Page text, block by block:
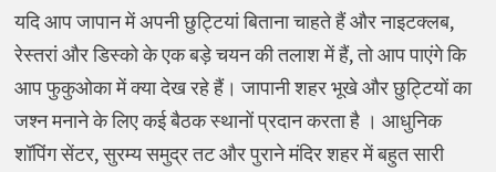
यदि आप जापान में अपनी छुट्टियां बिताना चाहते हैं और नाइटक्लब,
रेस्तरां और डिस्को के एक बड़े चयन की तलाश में हैं, तो आप पाएंगे कि
आप फुकुओका में क्या देख रहे हैं। जापानी शहर भूखे और छुट्टियों का
जश्न मनाने के लिए कई बैठक स्थानों प्रदान करता है । आधुनिक
शॉपिंग सेंटर, सुरम्य समुद्र तट और पुराने मंदिर शहर में बहुत सारी